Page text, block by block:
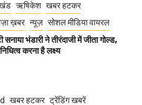
ऋषिकेश खबर हटकर
ख़बर न्यूज़ सोशल मीडिया वायरल
सनाया भंडारी ने तीरंदाजी में जीता गोल्ड,
करना है लक्ष्य
खबर हटकर ट्रेंडिंग खबरें